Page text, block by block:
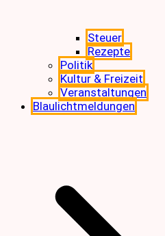
Steuer
Rezepte
Politik
Kultur & Freizeit
Veranstaltungen
Blaulichtmeldungen